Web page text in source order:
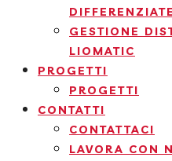
DIFFERENZIATE
GESTIONE
LIOMATIC
PROGETTI
PROGETTI
CONTATTI
CONTATTACI
LAVORA CON